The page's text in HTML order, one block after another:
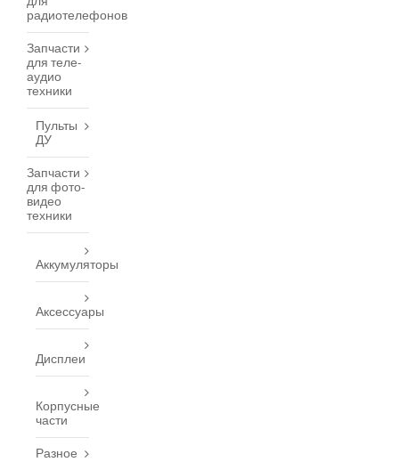
радиотелефонов
Запчасти
для теле-
аудио
техники
Пульты
ДУ
Запчасти
для фото-
видео
техники
Аккумуляторы
Аксессуары
Дисплеи
Корпусные
части
Разное